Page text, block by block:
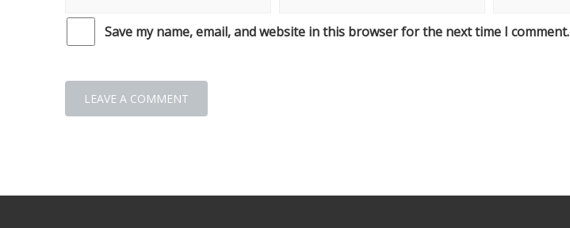
Save my name, email, and website in this browser for the next time I comment.